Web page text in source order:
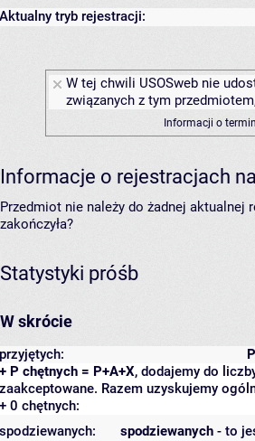
Aktualny tryb rejestracji:
W tej chwili USOSweb nie
związanych z tym
Informacji o
Informacje o rejestracjach
Przedmiot nie należy do żadnej aktualnej
zakończyła?
Statystyki próśb
W skrócie
przyjętych:
+ P chętnych = P+A+X, dodajemy do
zaakceptowane. Razem uzyskujemy
+ 0 chętnych:
spodziewanych - to
spodziewanych: